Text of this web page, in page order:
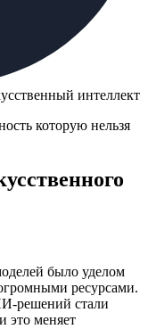
которую нельзя
было уделом
ресурсами.
решений стали
это меняет